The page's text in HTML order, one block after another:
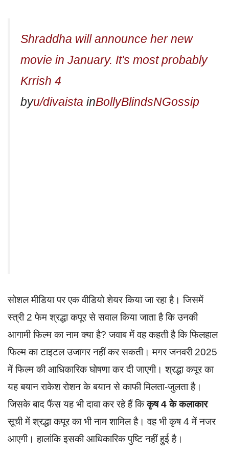
Shraddha will announce her new
movie in January. It's most probably
Krrish 4
byu/divaista inBollyBlindsNGossip
सोशल मीडिया पर एक वीडियो शेयर किया जा रहा है। जिसमें
स्त्री 2 फेम श्रद्धा कपूर से सवाल किया जाता है कि उनकी
आगामी फिल्म का नाम क्या है? जवाब में वह कहती है कि फिलहाल
फिल्म का टाइटल उजागर नहीं कर सकती। मगर जनवरी 2025
में फिल्म की आधिकारिक घोषणा कर दी जाएगी। श्रद्धा कपूर का
यह बयान राकेश रोशन के बयान से काफी मिलता-जुलता है।
जिसके बाद फैंस यह भी दावा कर रहे हैं किकृष 4 के कलाकार
सूची में श्रद्धा कपूर का भी नाम शामिल है। वह भी कृष 4 में नजर
आएगी। हालांकि इसकी आधिकारिक पुष्टि नहीं हुई है।